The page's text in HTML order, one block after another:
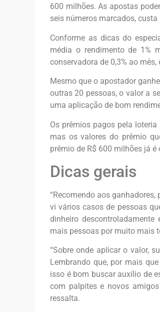
600 milhões. As apostas
seis números marcados, custa
Conforme as dicas do
média o rendimento de 1%
conservadora de 0,3% ao
Mesmo que o apostador
outras 20 pessoas, o valor a
uma aplicação de bom
Os prêmios pagos pela
mas os valores do prêmio
prêmio de R$ 600 milhões já
Dicas gerais
“Recomendo aos
vi vários casos de pessoas
dinheiro
mais pessoas por muito mais
“Sobre onde aplicar o valor,
Lembrando que, por mais
isso é bom buscar auxílio de
com palpites e novos
ressalta.